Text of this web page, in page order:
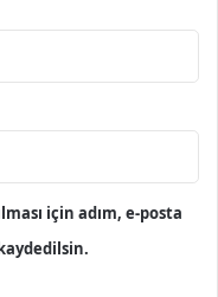
için adım, e-posta